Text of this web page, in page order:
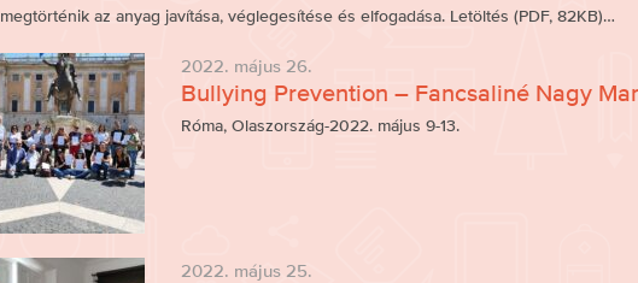
megtörténik az anyag javítása, véglegesítése és elfogadása. Letöltés (PDF, 82KB)…
2022. május 26.
Bullying Prevention – Fancsaliné Nagy
Róma, Olaszország-2022. május 9-13.
2022. május 25.